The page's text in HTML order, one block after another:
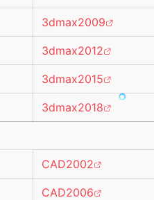
3dmax2009
3dmax2012
3dmax2015
3dmax2018
CAD2002
CAD2006